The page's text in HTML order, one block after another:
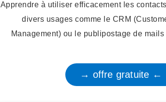
Apprendre à utiliser efficacement les
divers usages comme le CRM
Management) ou le publipostage de
→ offre gratuite ←